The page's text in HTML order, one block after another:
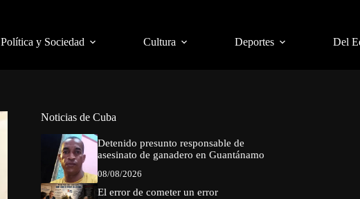
Política y Sociedad Cultura Deportes Del
Noticias de Cuba
Detenido presunto responsable de
asesinato de ganadero en Guantánamo
08/08/2026
El error de cometer un error